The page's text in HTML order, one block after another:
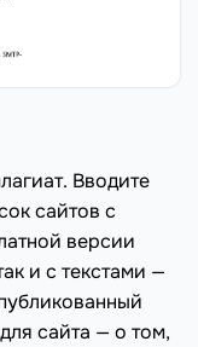
Вводите
сайтов с
версии
и с текстами —
сайта — о том,